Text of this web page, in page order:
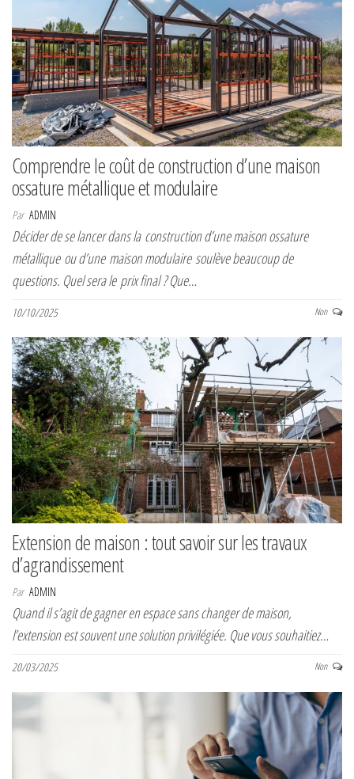
Comprendre le coût de construction d’une maison
ossature métallique et modulaire
Par ADMIN
Décider de se lancer dans la construction d’une maison ossature
métallique ou d’une maison modulaire soulève beaucoup de
questions. Quel sera le prix final ? Que…
10/10/2025 Non
Extension de maison : tout savoir sur les travaux
d’agrandissement
Par ADMIN
Quand il s’agit de gagner en espace sans changer de maison,
l’extension est souvent une solution privilégiée. Que vous souhaitiez…
20/03/2025 Non